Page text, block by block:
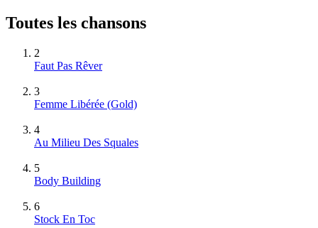
Toutes les chansons
2
Faut Pas Rêver
3
Femme Libérée (Gold)
4
Au Milieu Des Squales
5
Body Building
6
Stock En Toc